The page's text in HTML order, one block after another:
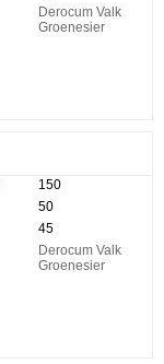
Derocum Valk
Groenesier
150
50
45
Derocum Valk
Groenesier